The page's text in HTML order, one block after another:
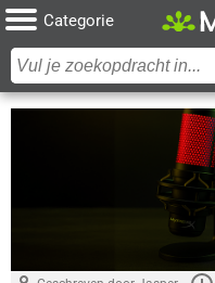
Categorie